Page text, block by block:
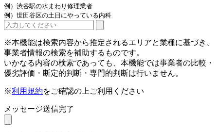
例）渋谷駅の水まわり修理業者
例）世田谷区の土日にやっている内科
※本機能は検索内容から推定されるエリアと業種に基づき、
事業者情報の検索を補助するものです。
いかなる内容の検索であっても、本機能では事業者の比較・
優劣評価・断定的判断・専門的判断は行いません。
※利用規約をご確認の上ご利用ください
メッセージ送信完了